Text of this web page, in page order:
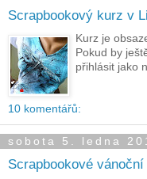
Scrapbookový kurz v
Kurz je
Pokud by
přihlásit jako
10 komentářů:
sobota 5. ledna
Scrapbookové